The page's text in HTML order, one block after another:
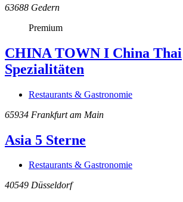
63688 Gedern
Premium
CHINA TOWN I China Thai
Spezialitäten
Restaurants & Gastronomie
65934 Frankfurt am Main
Asia 5 Sterne
Restaurants & Gastronomie
40549 Düsseldorf